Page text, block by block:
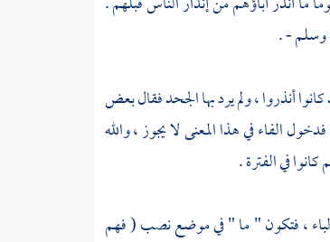
وسلم - .
أنذروا ، ولم يرد بها الجحد فقال بعض
الفاء في هذا المعنى لا يجوز ، والله
في الفترة .
الباء ، فتكون " ما " في موضع نصب ( فهم